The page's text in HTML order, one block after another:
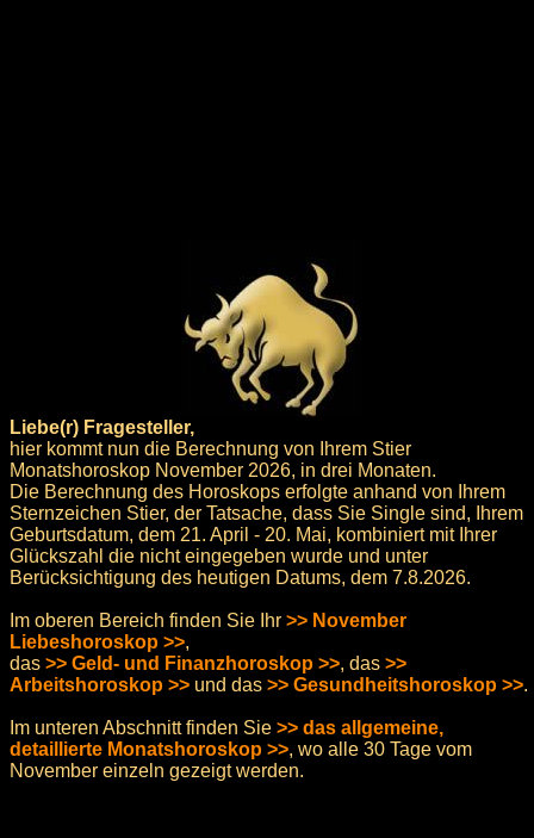
Liebe(r) Fragesteller,
hier kommt nun die Berechnung von Ihrem Stier
Monatshoroskop November 2026, in drei Monaten.
Die Berechnung des Horoskops erfolgte anhand von Ihrem
Sternzeichen Stier, der Tatsache, dass Sie Single sind, Ihrem
Geburtsdatum, dem 21. April - 20. Mai, kombiniert mit Ihrer
Glückszahl die nicht eingegeben wurde und unter
Berücksichtigung des heutigen Datums, dem 7.8.2026.
Im oberen Bereich finden Sie Ihr >> November
Liebeshoroskop >>,
das >> Geld- und Finanzhoroskop >>, das >>
Arbeitshoroskop >> und das >> Gesundheitshoroskop >>.
Im unteren Abschnitt finden Sie >> das allgemeine,
detaillierte Monatshoroskop >>, wo alle 30 Tage vom
November einzeln gezeigt werden.